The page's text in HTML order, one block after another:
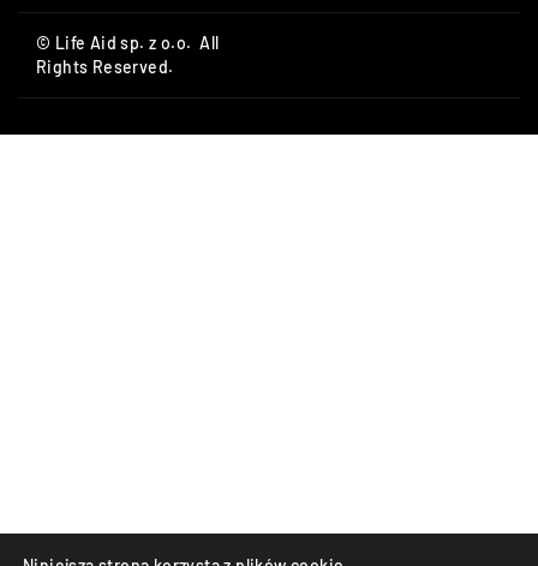
© Life Aid sp. z o.o. All
Rights Reserved.